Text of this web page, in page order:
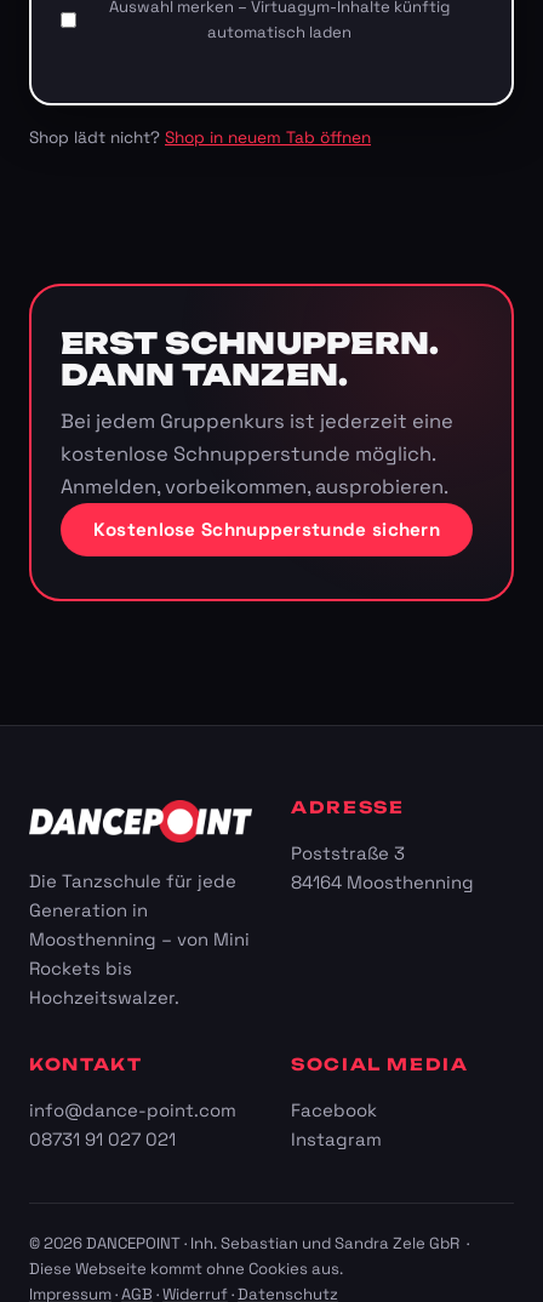
Auswahl merken – Virtuagym-Inhalte künftig
automatisch laden
Shop lädt nicht? Shop in neuem Tab öffnen
ERST SCHNUPPERN.
DANN TANZEN.
Bei jedem Gruppenkurs ist jederzeit eine
kostenlose Schnupperstunde möglich.
Anmelden, vorbeikommen, ausprobieren.
Kostenlose Schnupperstunde sichern
Die Tanzschule für jede
Generation in
Moosthenning – von Mini
Rockets bis
Hochzeitswalzer.
ADRESSE
Poststraße 3
84164 Moosthenning
KONTAKT
info@dance-point.com
08731 91 027 021
SOCIAL MEDIA
Facebook
Instagram
© 2026 DANCEPOINT · Inh. Sebastian und Sandra Zele GbR ·
Diese Webseite kommt ohne Cookies aus.
Impressum·AGB ·Widerruf·Datenschutz